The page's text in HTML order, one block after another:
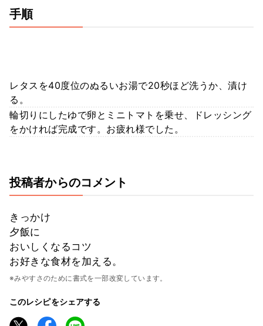
手順
レタスを40度位のぬるいお湯で20秒ほど洗うか、漬け
る。
輪切りにしたゆで卵とミニトマトを乗せ、ドレッシング
をかければ完成です。お疲れ様でした。
投稿者からのコメント
きっかけ
夕飯に
おいしくなるコツ
お好きな食材を加える。
※みやすさのために書式を一部改変しています。
このレシピをシェアする